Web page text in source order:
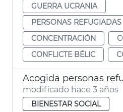
GUERRA UCRANIA
PERSONAS REFUGIADAS
CONCENTRACIÓN
CONFLICTE BÉLIC
Acogida personas
modificado hace 3 años
BIENESTAR SOCIAL